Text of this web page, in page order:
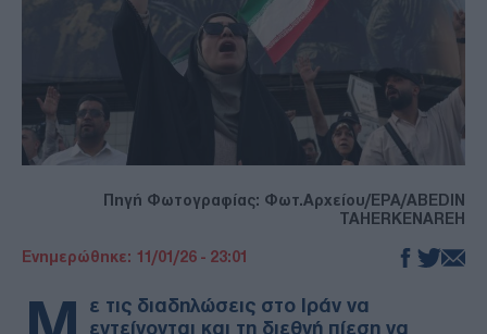
Πηγή Φωτογραφίας: Φωτ.Αρχείου/EPA/ABEDIN
TAHERKENAREH
Ενημερώθηκε: 11/01/26 - 23:01
ε τις διαδηλώσεις στο Ιράν να
εντείνονται και τη διεθνή πίεση να